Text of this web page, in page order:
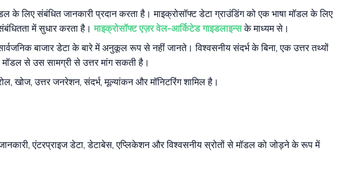
के लिए संबंधित जानकारी प्रदान करता है। माइक्रोसॉफ्ट डेटा ग्राउंडिंग को एक भाषा मॉडल के लिए
में सुधार करता है।माइक्रोसॉफ्ट एज़र वेल-आर्किटेड गाइडलाइन्सके माध्यम से।
बाजार डेटा के बारे में अनुकूल रूप से नहीं जानते। विश्वसनीय संदर्भ के बिना, एक उत्तर तथ्यों
से उस सामग्री से उत्तर मांग सकती है।
खोज, उत्तर जनरेशन, संदर्भ, मूल्यांकन और मॉनिटरिंग शामिल है।
एंटरप्राइज डेटा, डेटाबेस, एप्लिकेशन और विश्वसनीय स्रोतों से मॉडल को जोड़ने के रूप में